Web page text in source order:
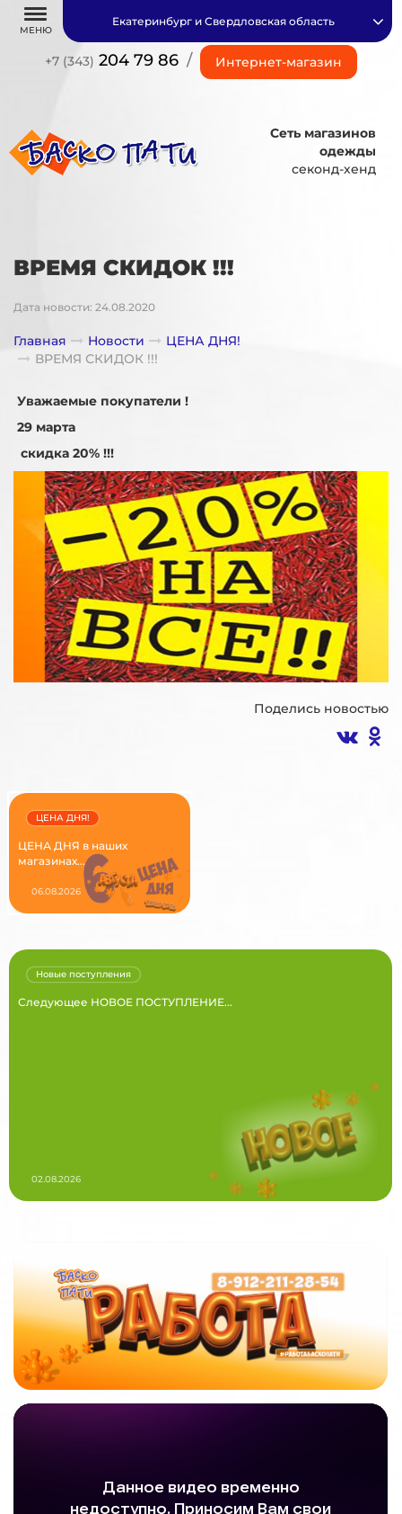
МЕНЮ
+7 (343) 204 79 86 / Интернет-магазин
Екатеринбург и Свердловская область
Сеть магазинов
одежды
секонд-хенд
ВРЕМЯ СКИДОК !!!
Дата новости: 24.08.2020
Главная Новости
ЦЕНА ДНЯ!
ВРЕМЯ СКИДОК !!!
Уважаемые покупатели !
29 марта
скидка 20% !!!
Поделись новостью
ЦЕНА ДНЯ в наших
магазинах...
ЦЕНА ДНЯ!
06.08.2026
Следующее НОВОЕ ПОСТУПЛЕНИЕ...
Новые поступления
02.08.2026